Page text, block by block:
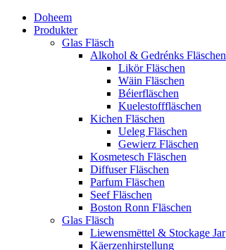
Doheem
Produkter
Glas Fläsch
Alkohol & Gedrénks Fläschen
Likör Fläschen
Wäin Fläschen
Béierfläschen
Kuelestofffläschen
Kichen Fläschen
Ueleg Fläschen
Gewierz Fläschen
Kosmetesch Fläschen
Diffuser Fläschen
Parfum Fläschen
Seef Fläschen
Boston Ronn Fläschen
Glas Fläsch
Liewensmëttel & Stockage Jar
Käerzenhirstellung